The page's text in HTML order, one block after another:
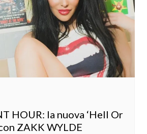
HOUR: la nuova ‘Hell Or
ZAKK WYLDE